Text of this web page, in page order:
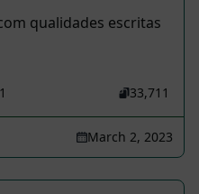
qualidades escritas
1 33,711
March 2, 2023